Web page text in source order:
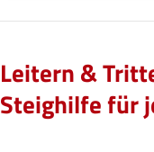
Leitern &
Steighilfe für